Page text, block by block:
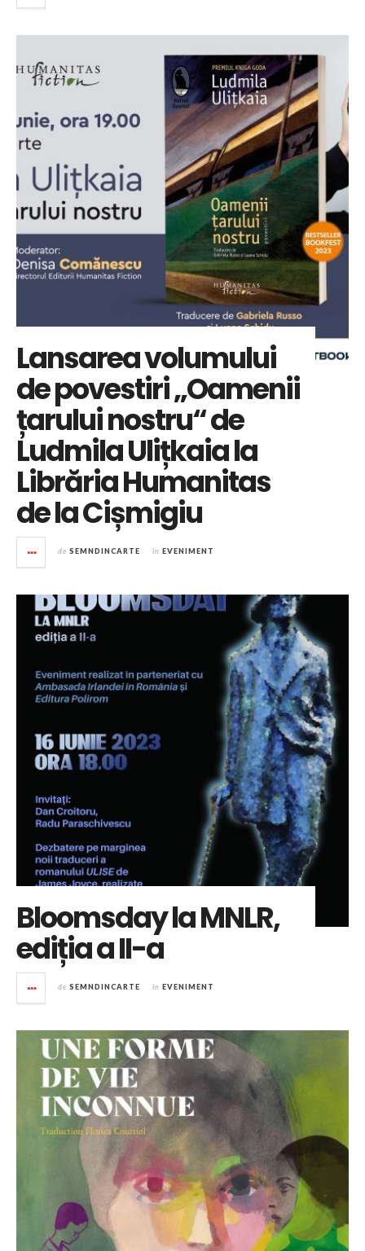
Lansarea volumului
de povestiri „Oamenii
țarului nostru“ de
Ludmila Ulițkaia la
Librăria Humanitas
de la Cișmigiu
de SEMNDINCARTE în EVENIMENT
Bloomsday la MNLR,
ediția a II-a
de SEMNDINCARTE în EVENIMENT